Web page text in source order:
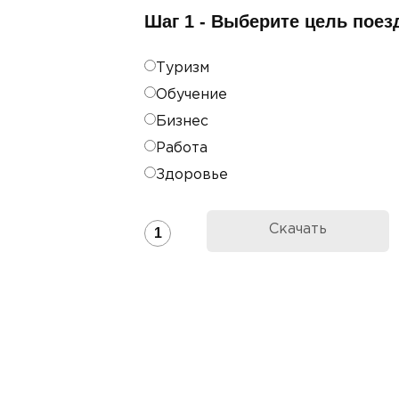
Шаг 1 - Выберите цель
Туризм
Обучение
Бизнес
Работа
Здоровье
1 Скачать